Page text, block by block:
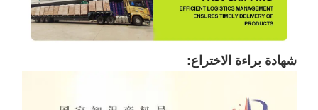
شهادة براءة الاختراع: